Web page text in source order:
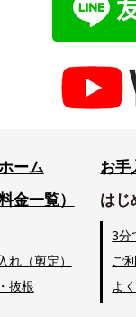
ーム
金一覧）
れ（剪定）
抜根
お手
はじ
3分
ご
よ